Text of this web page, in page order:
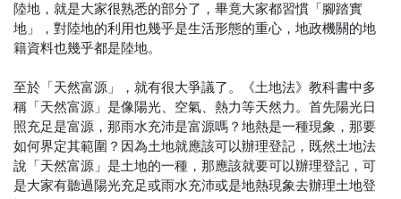
陸地，就是大家很熟悉的部分了，畢竟大家都習慣「腳踏實
地」，對陸地的利用也幾乎是生活形態的重心，地政機關的地
籍資料也幾乎都是陸地。
至於「天然富源」，就有很大爭議了。《土地法》教科書中多
稱「天然富源」是像陽光、空氣、熱力等天然力。首先陽光日
照充足是富源，那雨水充沛是富源嗎？地熱是一種現象，那要
如何界定其範圍？因為土地就應該可以辦理登記，既然土地法
說「天然富源」是土地的一種，那應該就要可以辦理登記，可
是大家有聽過陽光充足或雨水充沛或是地熱現象去辦理土地登